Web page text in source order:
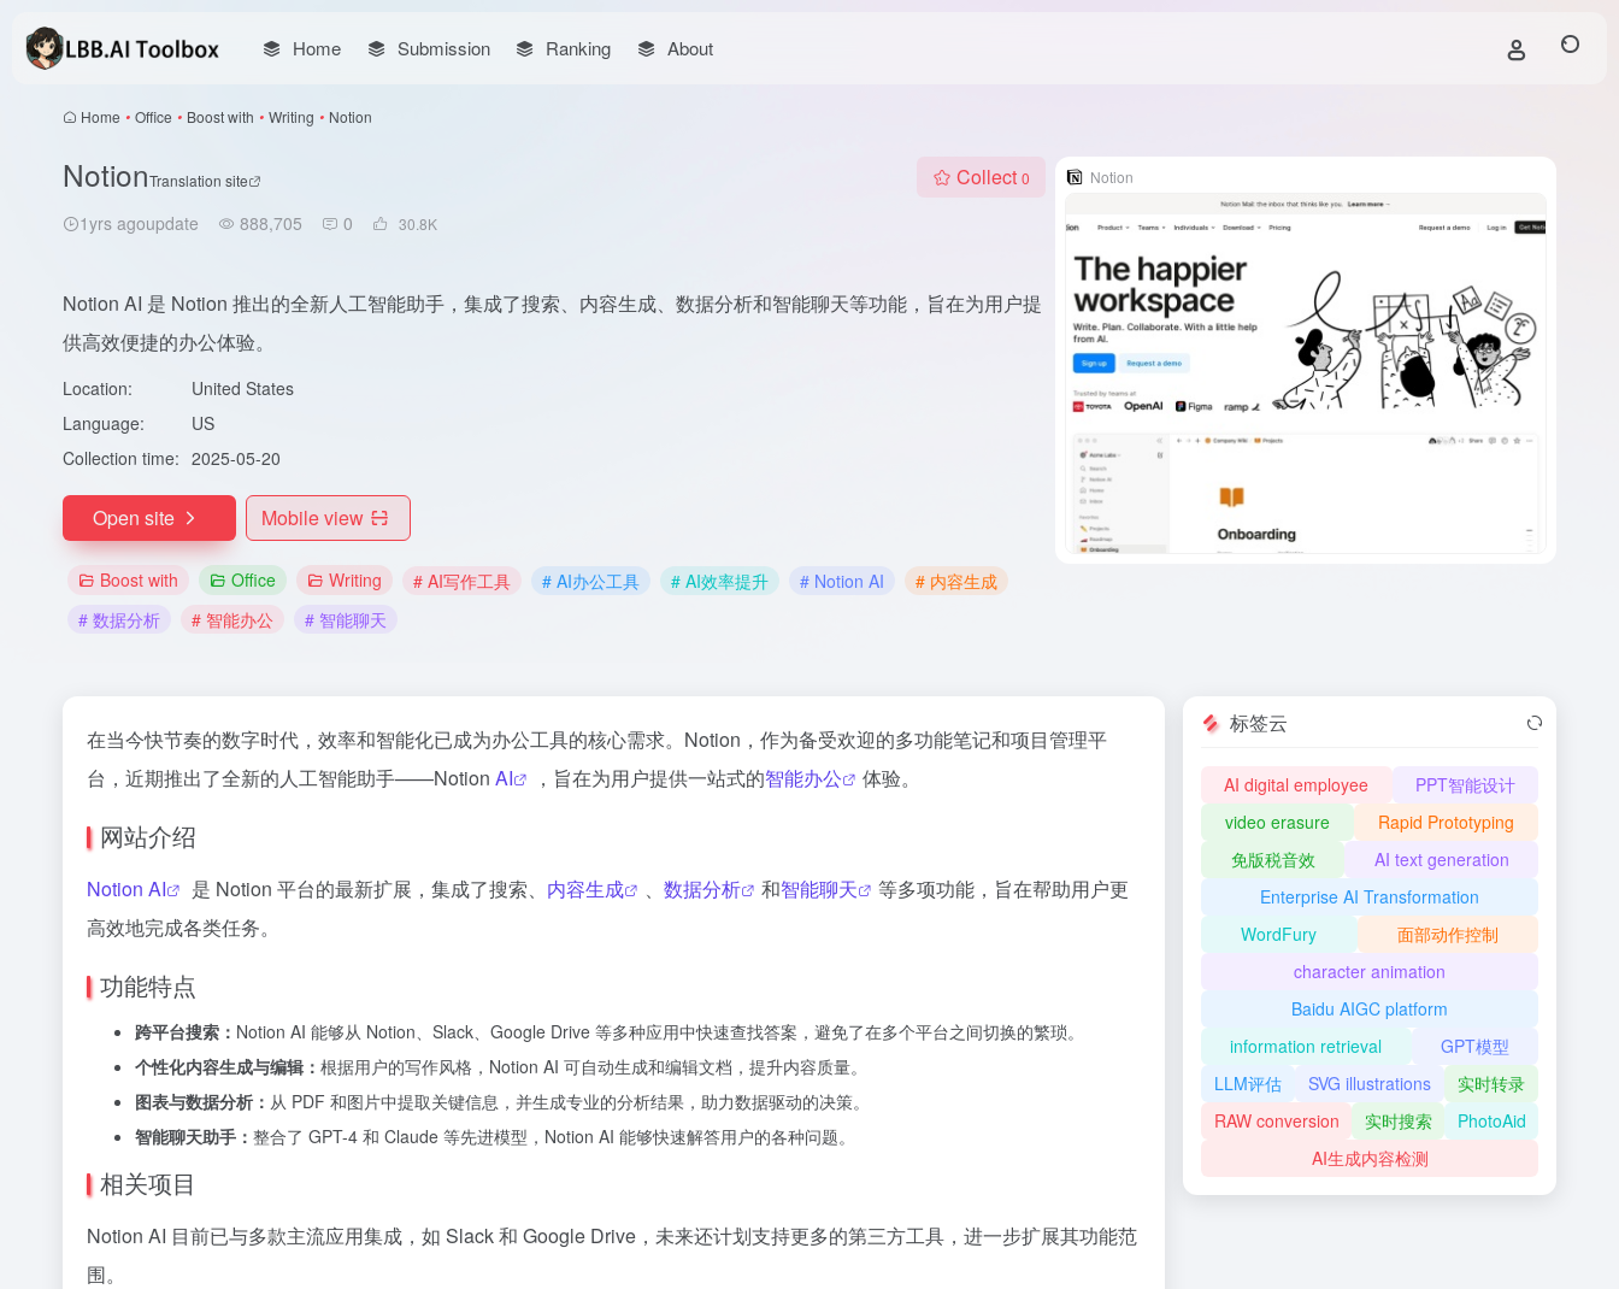
Home Submission Ranking About
Home • Office • Boost with • Writing • Notion
NotionTranslation site
1yrs agoupdate 888,705 0 30.8K
Collect 0
Notion AI 是 Notion 推出的全新人工智能助手，集成了搜索、内容生成、数据分析和智能聊天等功能，旨在为用户提
供高效便捷的办公体验。
Location:
United States
Language:
US
Collection time: 2025-05-20
Open site Mobile view
Boost with Office Writing # AI写作工具 # AI办公工具 # AI效率提升 # Notion AI
# 内容生成
# 数据分析
# 智能办公 # 智能聊天
Notion
在当今快节奏的数字时代，效率和智能化已成为办公工具的核心需求。Notion，作为备受欢迎的多功能笔记和项目管理平
台，近期推出了全新的人工智能助手——Notion AI ，旨在为用户提供一站式的智能办公 体验。
网站介绍
Notion AI 是 Notion 平台的最新扩展，集成了搜索、 内容生成 、 数据分析 和智能聊天
等多项功能，旨在帮助用户更
高效地完成各类任务。
功能特点
跨平台搜索： Notion AI 能够从 Notion、Slack、Google Drive 等多种应用中快速查找答案，避免了在多个平台之间切换的繁琐。
个性化内容生成与编辑： 根据用户的写作风格，Notion AI 可自动生成和编辑文档，提升内容质量。
图表与数据分析： 从 PDF 和图片中提取关键信息，并生成专业的分析结果，助力数据驱动的决策。
智能聊天助手： 整合了 GPT-4 和 Claude 等先进模型，Notion AI 能够快速解答用户的各种问题。
相关项目
Notion AI 目前已与多款主流应用集成，如 Slack 和 Google Drive，未来还计划支持更多的第三方工具，进一步扩展其功能范
围。
标签云
AI digital employee
PPT智能设计
video erasure
Rapid Prototyping
免版税音效
AI text generation
Enterprise AI Transformation
WordFury
面部动作控制
character animation
Baidu AIGC platform
information retrieval
GPT模型
LLM评估
SVG illustrations
实时转录
RAW conversion
实时搜索
PhotoAid
AI生成内容检测